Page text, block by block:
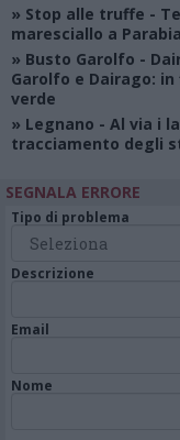
» Stop alle truffe -
maresciallo a
» Busto Garolfo -
Garolfo e Dairago:
verde
» Legnano - Al via i
tracciamento degli
SEGNALA ERRORE
Tipo di problema
Descrizione
Email
Nome